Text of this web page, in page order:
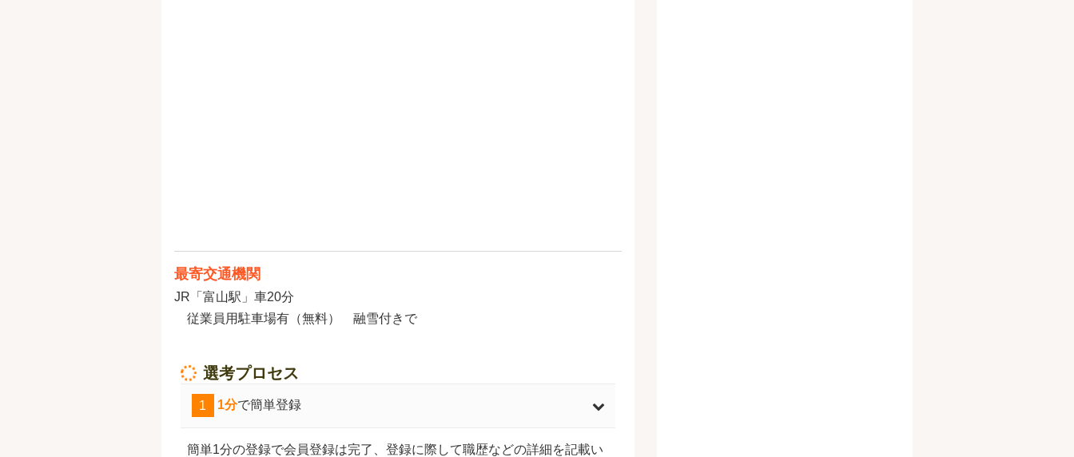
最寄交通機関
JR「富山駅」車20分
従業員用駐車場有（無料） 融雪付きで
選考プロセス
1 1分で簡単登録
簡単1分の登録で会員登録は完了、登録に際して職歴などの詳細を記載い